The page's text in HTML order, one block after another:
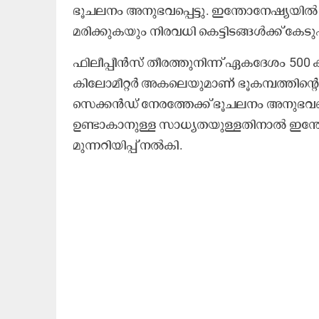
ഭൂചലനം അനുഭവപ്പെട്ടു.
മരിക്കുകയും നിരവധി കെട്ടിടങ്ങൾക്ക്
ഫിലീപ്പീൻസ് തീരത്തുനിന്ന് ഏകദേശം 500
കിലോമീറ്റർ അകലെയുമാണ് ഭൂകമ്പത്തിന്റെ
സെക്കൻഡ് നേരത്തേക്ക് ഭൂചലനം
ഉണ്ടാകാനുള്ള സാധ്യതയുള്ളതിനാൽ
മുന്നറിയിപ്പ് നൽകി.